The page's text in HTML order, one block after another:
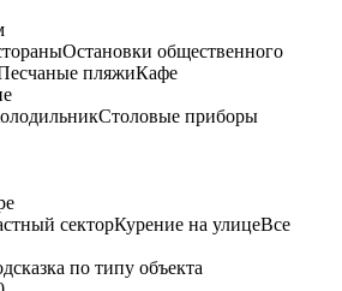
Остановки общественного
пляжиКафе
Столовые приборы
секторКурение на улицеВсе